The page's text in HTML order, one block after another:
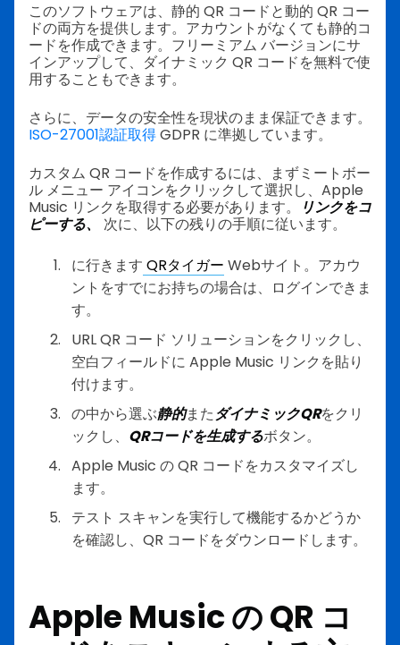
このソフトウェアは、静的 QR コードと動的 QR コー
ドの両方を提供します。アカウントがなくても静的コ
ードを作成できます。フリーミアム バージョンにサ
インアップして、ダイナミック QR コードを無料で使
用することもできます。
さらに、データの安全性を現状のまま保証できます。
ISO-27001認証取得GDPR に準拠しています。
カスタム QR コードを作成するには、まずミートボー
ル メニュー アイコンをクリックして選択し、Apple
Music リンクを取得する必要があります。
リンクをコ
ピーする、
次に、以下の残りの手順に従います。
に行きます QRタイガー Webサイト。アカウ
ントをすでにお持ちの場合は、ログインできま
す。
URL QR コード ソリューションをクリックし、
空白フィールドに Apple Music リンクを貼り
付けます。
の中から選ぶ静的またダイナミックQRをクリ
ックし、 QRコードを生成するボタン。
Apple Music の QR コードをカスタマイズし
ます。
テスト スキャンを実行して機能するかどうか
を確認し、QR コードをダウンロードします。
Apple Music の QR コ